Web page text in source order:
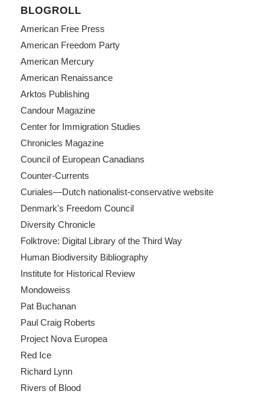
BLOGROLL
American Free Press
American Freedom Party
American Mercury
American Renaissance
Arktos Publishing
Candour Magazine
Center for Immigration Studies
Chronicles Magazine
Council of European Canadians
Counter-Currents
Curiales—Dutch nationalist-conservative website
Denmark's Freedom Council
Diversity Chronicle
Folktrove: Digital Library of the Third Way
Human Biodiversity Bibliography
Institute for Historical Review
Mondoweiss
Pat Buchanan
Paul Craig Roberts
Project Nova Europea
Red Ice
Richard Lynn
Rivers of Blood